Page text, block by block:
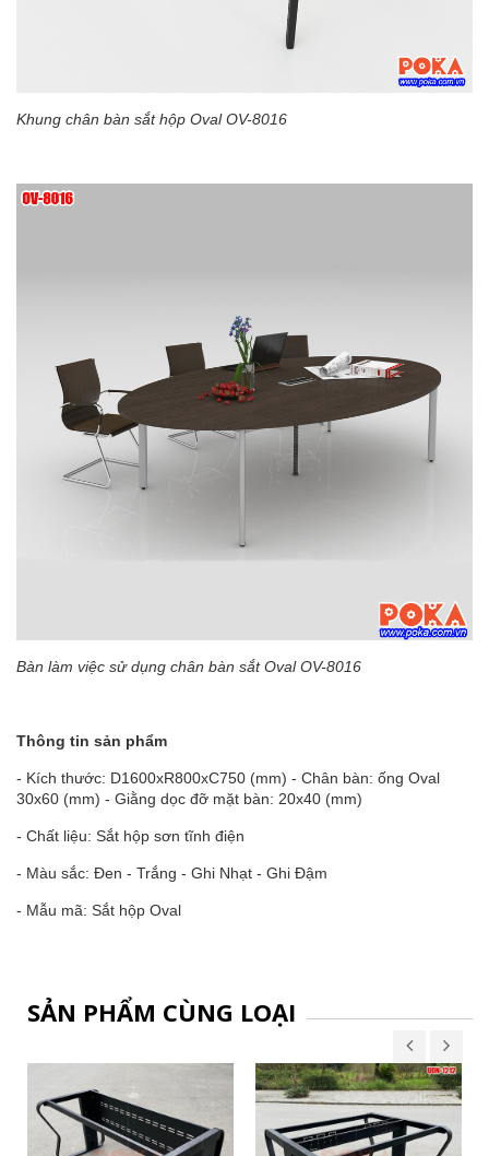
Khung chân bàn sắt hộp Oval OV-8016
Bàn làm việc sử dụng chân bàn sắt Oval OV-8016
Thông tin sản phẩm
- Kích thước: D1600xR800xC750 (mm) - Chân bàn: ống Oval
30x60 (mm) - Giằng dọc đỡ mặt bàn: 20x40 (mm)
- Chất liệu: Sắt hộp sơn tĩnh điện
- Màu sắc: Đen - Trắng - Ghi Nhạt - Ghi Đậm
- Mẫu mã: Sắt hộp Oval
SẢN PHẨM CÙNG LOẠI